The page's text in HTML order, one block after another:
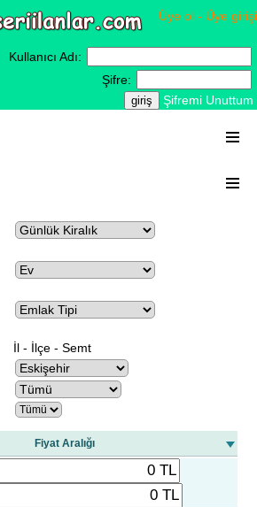
Üye ol - Üye girişi
Kullanıcı Adı:
Şifre:
Şifremi Unuttum
İl - İlçe - Semt
Fiyat Aralığı